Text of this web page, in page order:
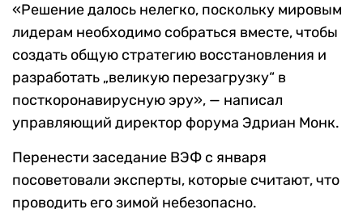
«Решение далось нелегко, поскольку мировым
лидерам необходимо собраться вместе, чтобы
создать общую стратегию восстановления и
разработать „великую перезагрузку“ в
посткоронавирусную эру», — написал
управляющий директор форума Эдриан Монк.
Перенести заседание ВЭФ с января
посоветовали эксперты, которые считают, что
проводить его зимой небезопасно.